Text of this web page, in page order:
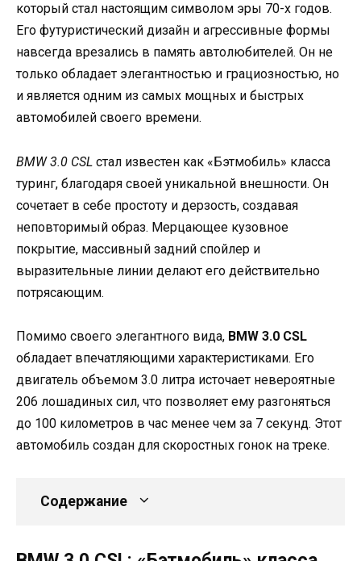
который стал настоящим символом эры 70-х годов.
Его футуристический дизайн и агрессивные формы
навсегда врезались в память автолюбителей. Он не
только обладает элегантностью и грациозностью, но
и является одним из самых мощных и быстрых
автомобилей своего времени.
BMW 3.0 CSL стал известен как «Бэтмобиль» класса
туринг, благодаря своей уникальной внешности. Он
сочетает в себе простоту и дерзость, создавая
неповторимый образ. Мерцающее кузовное
покрытие, массивный задний спойлер и
выразительные линии делают его действительно
потрясающим.
Помимо своего элегантного вида, BMW 3.0 CSL
обладает впечатляющими характеристиками. Его
двигатель объемом 3.0 литра источает невероятные
206 лошадиных сил, что позволяет ему разгоняться
до 100 километров в час менее чем за 7 секунд. Этот
автомобиль создан для скоростных гонок на треке.
Содержание